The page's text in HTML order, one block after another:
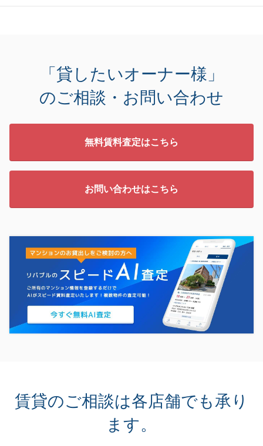
「貸したいオーナー様」
のご相談・お問い合わせ
無料賃料査定はこちら
お問い合わせはこちら
賃貸のご相談は各店舗でも承り
ます。